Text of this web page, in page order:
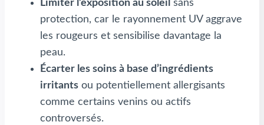
Limiter l’exposition au soleil sans
protection, car le rayonnement UV aggrave
les rougeurs et sensibilise davantage la
peau.
Écarter les soins à base d’ingrédients
irritants ou potentiellement allergisants
comme certains venins ou actifs
controversés.